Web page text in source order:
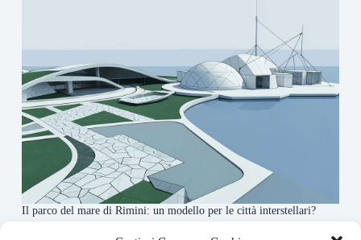
Il parco del mare di Rimini: un modello per le città interstellari?